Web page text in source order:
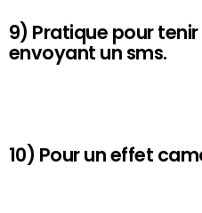
9) Pratique pour
envoyant un sms.
10) Pour un effet